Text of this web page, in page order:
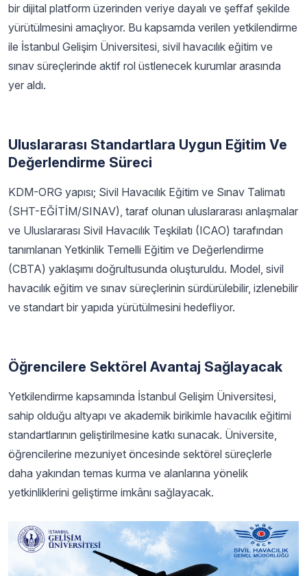
bir dijital platform üzerinden veriye dayalı ve şeffaf şekilde
yürütülmesini amaçlıyor. Bu kapsamda verilen yetkilendirme
ile İstanbul Gelişim Üniversitesi, sivil havacılık eğitim ve
sınav süreçlerinde aktif rol üstlenecek kurumlar arasında
yer aldı.
Uluslararası Standartlara Uygun Eğitim Ve
Değerlendirme Süreci
KDM-ORG yapısı; Sivil Havacılık Eğitim ve Sınav Talimatı
(SHT-EĞİTİM/SINAV), taraf olunan uluslararası anlaşmalar
ve Uluslararası Sivil Havacılık Teşkilatı (ICAO) tarafından
tanımlanan Yetkinlik Temelli Eğitim ve Değerlendirme
(CBTA) yaklaşımı doğrultusunda oluşturuldu. Model, sivil
havacılık eğitim ve sınav süreçlerinin sürdürülebilir, izlenebilir
ve standart bir yapıda yürütülmesini hedefliyor.
Öğrencilere Sektörel Avantaj Sağlayacak
Yetkilendirme kapsamında İstanbul Gelişim Üniversitesi,
sahip olduğu altyapı ve akademik birikimle havacılık eğitimi
standartlarının geliştirilmesine katkı sunacak. Üniversite,
öğrencilerine mezuniyet öncesinde sektörel süreçlerle
daha yakından temas kurma ve alanlarına yönelik
yetkinliklerini geliştirme imkânı sağlayacak.